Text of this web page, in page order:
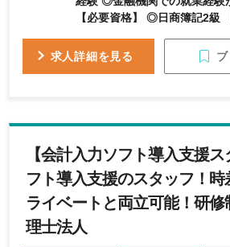
【必要資格】 ◎日商簿記2級 【歓迎資格】 〇税理
求人詳細を見る
【会計入力ソフト導入支援
フト導入支援のスタッフ！
ライベートと両立可能！研
理士法人